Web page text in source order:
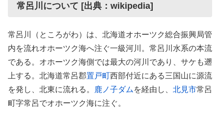
常呂川について [出典：wikipedia]
常呂川（ところがわ）は、北海道オホーツク総合振興局管
内を流れオホーツク海へ注ぐ一級河川。常呂川水系の本流
である。オホーツク海側では最大の河川であり、サケも遡
上する。北海道常呂郡置戸町西部付近にある三国山に源流
を発し、北東に流れる。
鹿ノ子ダム を経由し、 北見市常呂
町字常呂でオホーツク海に注ぐ。